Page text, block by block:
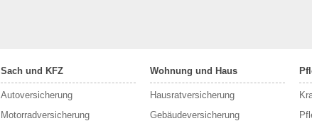
Sach und KFZ
Autoversicherung
Motorradversicherung
Wohnung und Haus
Hausratversicherung
Gebäudeversicherung